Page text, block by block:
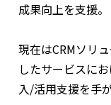
成果向上を支援。
現在はCRMソリ
したサービスに
入/活用支援を手